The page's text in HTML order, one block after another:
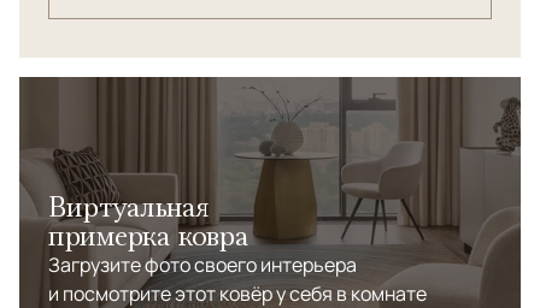
Виртуальная
примерка ковра
Загрузите фото своего интерьера
и посмотрите этот ковёр у себя в комнате